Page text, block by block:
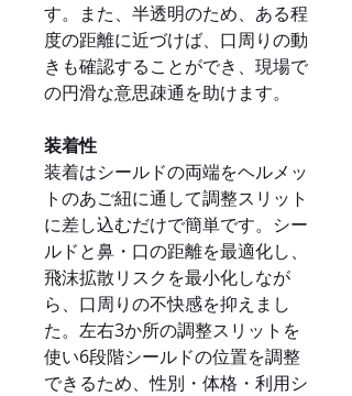
す。また、半透明のため、ある程
度の距離に近づけば、口周りの動
きも確認することができ、現場で
の円滑な意思疎通を助けます。
装着性
装着はシールドの両端をヘルメッ
トのあご紐に通して調整スリット
に差し込むだけで簡単です。シー
ルドと鼻・口の距離を最適化し、
飛沫拡散リスクを最小化しなが
ら、口周りの不快感を抑えまし
た。左右3か所の調整スリットを
使い6段階シールドの位置を調整
できるため、性別・体格・利用シ